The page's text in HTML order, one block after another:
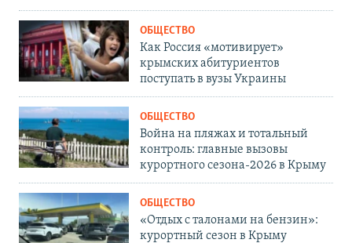
ОБЩЕСТВО
Как Россия «мотивирует»
крымских абитуриентов
поступать в вузы Украины
ОБЩЕСТВО
Война на пляжах и тотальный
контроль: главные вызовы
курортного сезона-2026 в Крыму
ОБЩЕСТВО
«Отдых с талонами на бензин»:
курортный сезон в Крыму